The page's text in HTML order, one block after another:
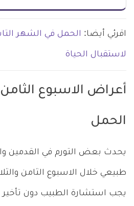
اقرئي أيضا: الحمل في الشهر
لاستقبال الحياة
أعراض الاسبوع الثامن
الحمل
يحدث بعض التورم في القدمين
طبيعي خلال الاسبوع الثامن
يجب استشارة الطبيب دون